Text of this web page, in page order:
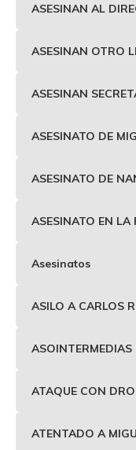
ASESINAN AL
ASESINAN OTRO
ASESINAN
ASESINATO DE
ASESINATO DE
ASESINATO EN LA
Asesinatos
ASILO A CARLOS
ASOINTERMEDIAS
ATAQUE CON
ATENTADO A